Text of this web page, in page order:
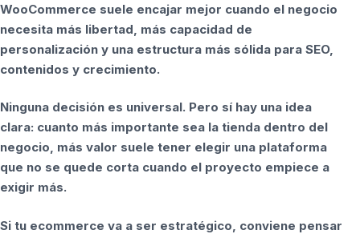
WooCommerce suele encajar mejor cuando el negocio
necesita más libertad, más capacidad de
personalización y una estructura más sólida para SEO,
contenidos y crecimiento.
Ninguna decisión es universal. Pero sí hay una idea
clara: cuanto más importante sea la tienda dentro del
negocio, más valor suele tener elegir una plataforma
que no se quede corta cuando el proyecto empiece a
exigir más.
Si tu ecommerce va a ser estratégico, conviene pensar